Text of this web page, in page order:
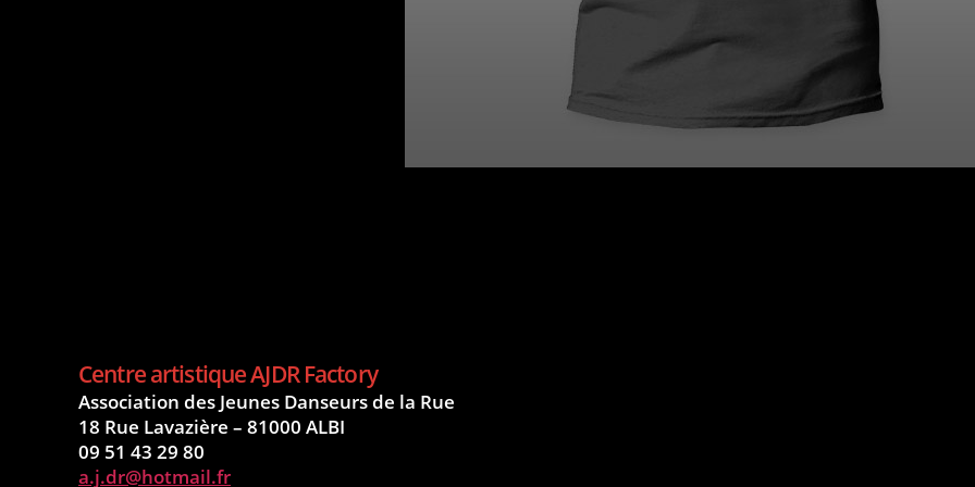
​Centre artistique AJDR Factory
Association des Jeunes Danseurs de la Rue
18 Rue Lavazière – 81000 ALBI
09 51 43 29 80
a.j.dr@hotmail.fr